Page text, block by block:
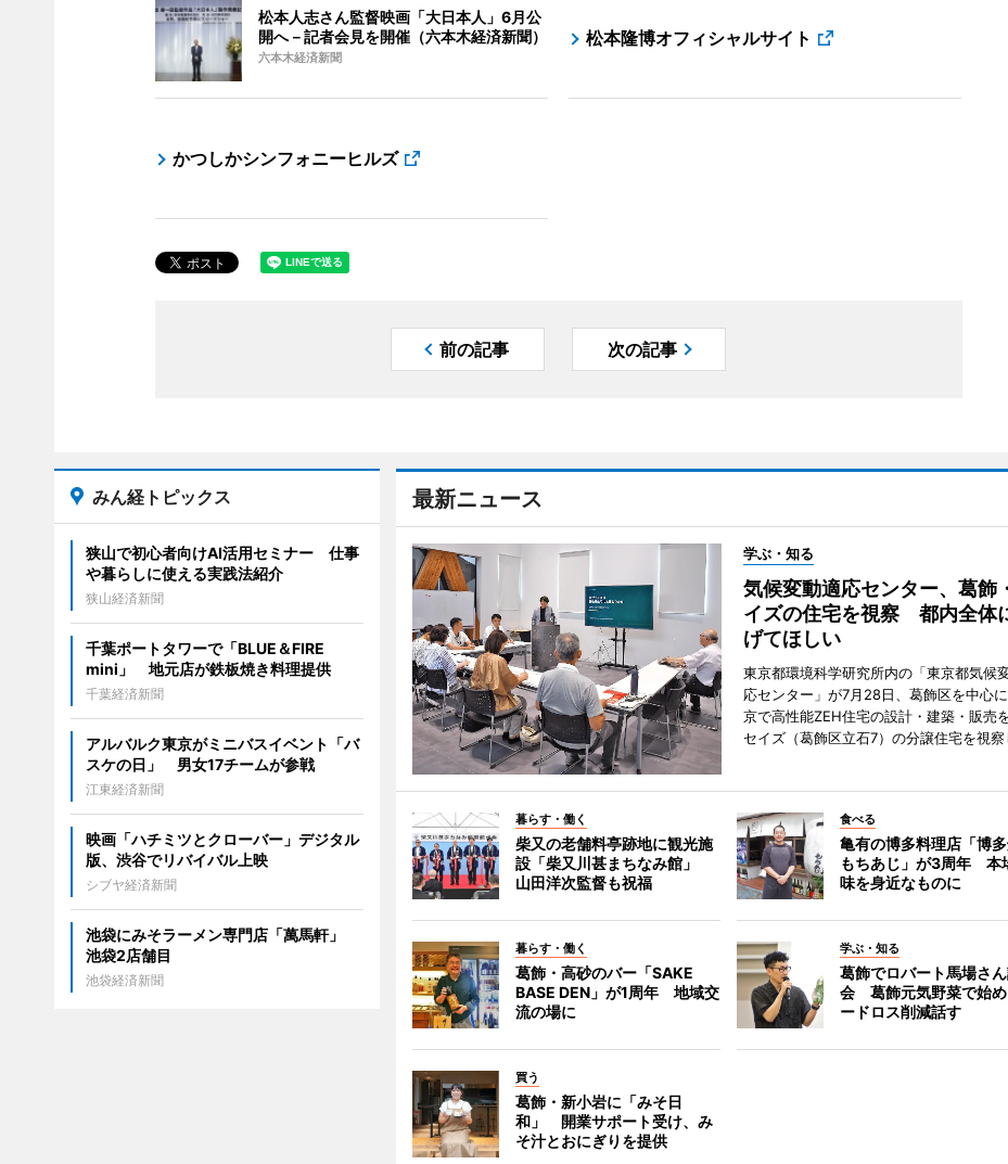
松本人志さん監督映画「大日本人」6月公
開へ－記者会見を開催（六本木経済新聞）
六本木経済新聞
松本隆博オフィシャルサイト
かつしかシンフォニーヒルズ
前の記事 次の記事
最新ニュース
学ぶ・知る
気候変動適応センター、葛飾
イズの住宅を視察 都内全体
げてほしい
東京都環境科学研究所内の「東京都気候
応センター」が7月28日、葛飾区を中心
京で高性能ZEH住宅の設計・建築・販売
セイズ（葛飾区立石7）の分譲住宅を視察
暮らす・働く
柴又の老舗料亭跡地に観光施
設「柴又川甚まちなみ館」
山田洋次監督も祝福
食べる
亀有の博多料理店「博
もちあじ」が3周年 本
味を身近なものに
暮らす・働く
葛飾・高砂のバー「SAKE
BASE DEN」が1周年 地域交
流の場に
学ぶ・知る
葛飾でロバート馬場さ
会 葛飾元気野菜で始め
ードロス削減話す
買う
葛飾・新小岩に「みそ日
和」 開業サポート受け、み
そ汁とおにぎりを提供
みん経トピックス
狭山で初心者向けAI活用セミナー 仕事
や暮らしに使える実践法紹介
狭山経済新聞
千葉ポートタワーで「BLUE＆FIRE
mini」 地元店が鉄板焼き料理提供
千葉経済新聞
アルバルク東京がミニバスイベント「バ
スケの日」 男女17チームが参戦
江東経済新聞
映画「ハチミツとクローバー」デジタル
版、渋谷でリバイバル上映
シブヤ経済新聞
池袋にみそラーメン専門店「萬馬軒」
池袋2店舗目
池袋経済新聞